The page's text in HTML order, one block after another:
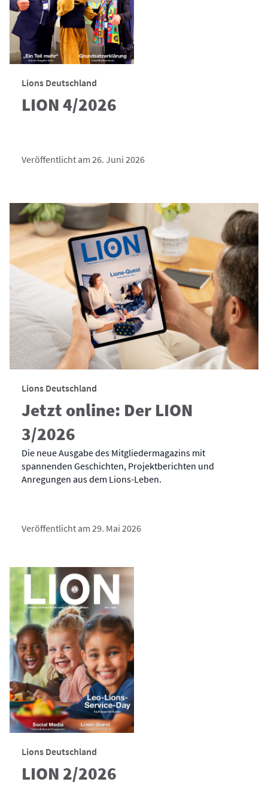
Lions Deutschland
LION 4/2026
Veröffentlicht am 26. Juni 2026
Lions Deutschland
Jetzt online: Der LION
3/2026
Die neue Ausgabe des Mitgliedermagazins mit
spannenden Geschichten, Projektberichten und
Anregungen aus dem Lions-Leben.
Veröffentlicht am 29. Mai 2026
Lions Deutschland
LION 2/2026